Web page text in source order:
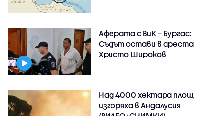
Аферата с ВиК – Бургас:
Съдът остави в ареста
Христо Широков
Над 4000 хектара площ
изгоряха в Андалусия